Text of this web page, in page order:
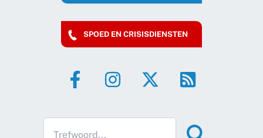
SPOED EN CRISISDIENSTEN